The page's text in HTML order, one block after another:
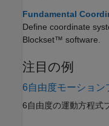
Fundamental
Define coordinate
Blockset™ software.
注目の例
6自由度モーショ
6自由度の運動方程式